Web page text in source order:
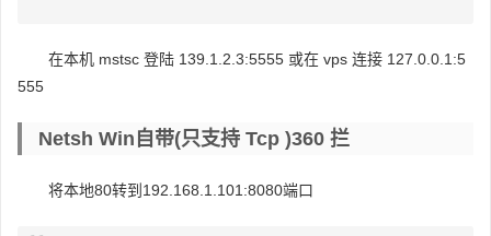
在本机 mstsc 登陆 139.1.2.3:5555 或在 vps 连接 127.0.0.1:5
555
Netsh Win自带(只支持 Tcp )360 拦
将本地80转到192.168.1.101:8080端口